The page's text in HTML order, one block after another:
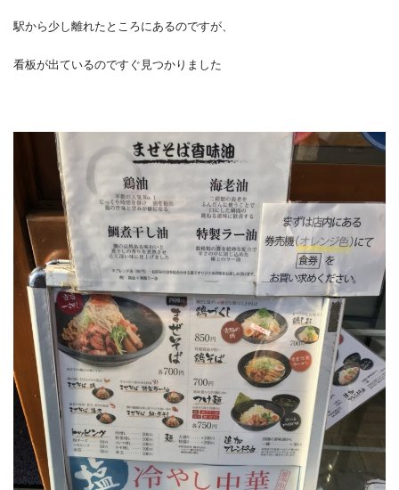
駅から少し離れたところにあるのですが、
看板が出ているのですぐ見つかりました